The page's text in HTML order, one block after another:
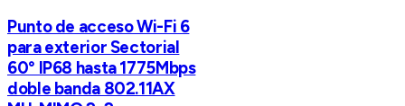
Punto de acceso Wi-Fi 6
para exterior Sectorial
60° IP68 hasta 1775Mbps
doble banda 802.11AX